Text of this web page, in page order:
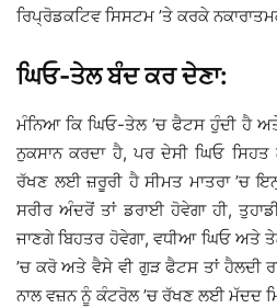
ਰਿਪ੍ਰੋਡਕਟਿਵ ਸਿਸਟਮ ’ਤੇ ਕਰਕੇ
ਘਿਓ-ਤੇਲ ਬੰਦ ਕਰ ਦੇਣਾ:
ਮੰਨਿਆ ਕਿ ਘਿਓ-ਤੇਲ ’ਚ ਫੈਟਸ ਹੁੰਦੀ ਹੈ
ਨੁਕਸਾਨ ਕਰਦਾ ਹੈ, ਪਰ ਦੇਸੀ ਘਿਓ
ਰੱਖਣ ਲਈ ਜ਼ਰੂਰੀ ਹੈ ਸੀਮਤ ਮਾਤਰਾ ’ਚ
ਸਰੀਰ ਅੰਦਰੋਂ ਤਾਂ ਡਰਾਈ ਹੋਵੇਗਾ ਹੀ,
ਜਾਣਗੇ ਬਿਹਤਰ ਹੋਵੇਗਾ, ਵਧੀਆ ਘਿਓ ਅਤੇ
’ਚ ਕਰੋ ਅਤੇ ਵੈਸੇ ਵੀ ਗੁੜ ਫੈਟਸ ਤਾਂ ਹੈਲਦੀ
ਨਾਲ ਵਜ਼ਨ ਨੂੰ ਕੰਟਰੋਲ ’ਚ ਰੱਖਣ ਲਈ ਮੱਦਦ